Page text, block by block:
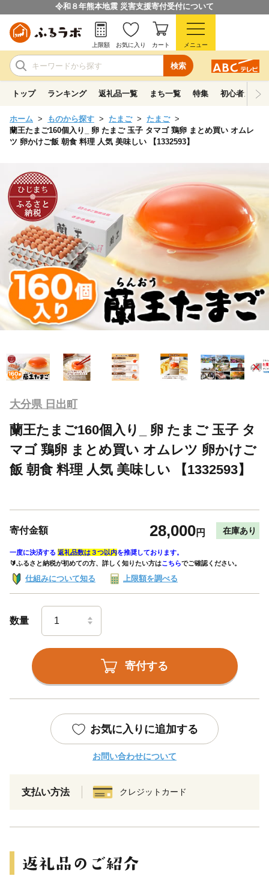
令和８年熊本地震 災害支援寄付受付について
検索
上限額 お気に入り カート メニュー
トップ ランキング 返礼品一覧 まち一覧 特集 初心者ガイド
ホーム ものから探す たまご
たまご
蘭王たまご160個入り_ 卵 たまご 玉子 タマゴ 鶏卵 まとめ買い オムレ
ツ 卵かけご飯 朝食 料理 人気 美味しい 【1332593】
大分県 日出町
蘭王たまご160個入り_ 卵 たまご 玉子 タ
マゴ 鶏卵 まとめ買い オムレツ 卵かけご
飯 朝食 料理 人気 美味しい 【1332593】
寄付金額 28,000円 在庫あり
一度に決済する 返礼品数は３つ以内を推奨しております。
🔰ふるさと納税が初めての方、詳しく知りたい方はこちらでご確認ください。
仕組みについて知る 上限額を調べる
数量
寄付する
お気に入りに追加する
お問い合わせについて
支払い方法 クレジットカード